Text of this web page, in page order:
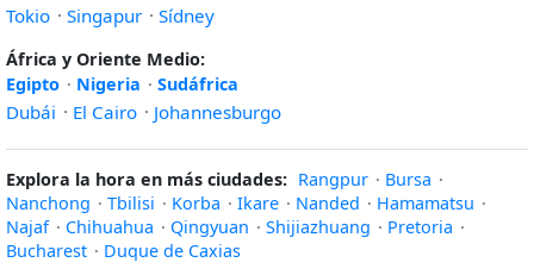
Tokio · Singapur · Sídney
África y Oriente Medio:
Egipto · Nigeria · Sudáfrica
Dubái · El Cairo · Johannesburgo
Explora la hora en más ciudades: Rangpur · Bursa ·
Nanchong · Tbilisi · Korba · Ikare · Nanded · Hamamatsu ·
Najaf · Chihuahua · Qingyuan · Shijiazhuang · Pretoria ·
Bucharest · Duque de Caxias